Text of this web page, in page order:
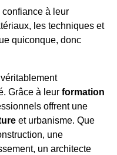
confiance à leur
les techniques et
quiconque, donc
Grâce à leur formation
offrent une
et urbanisme. Que
une
un architecte